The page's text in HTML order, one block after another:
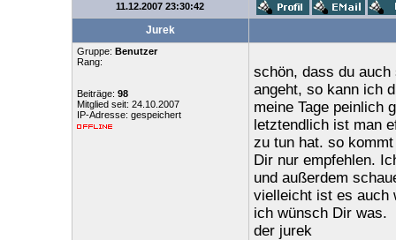
11.12.2007 23:30:42
Jurek
Gruppe: Benutzer
Rang:
Beiträge: 98
Mitglied seit: 24.10.2007
IP-Adresse: gespeichert
schön, dass du auch
angeht, so kann ich
meine Tage peinlich
letztendlich ist man
zu tun hat. so
Dir nur empfehlen.
und außerdem
vielleicht ist es auch
ich wünsch Dir was.
der jurek